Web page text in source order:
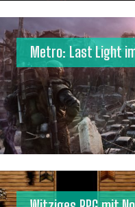
Metro: Last Light